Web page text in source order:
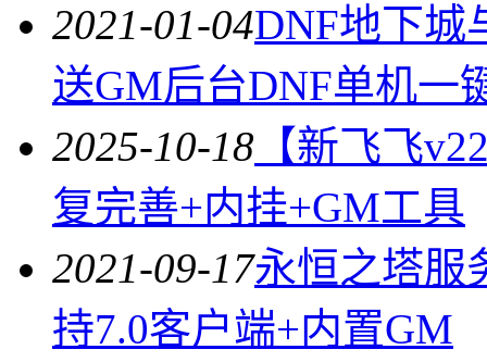
2021-01-04DNF地下城
送GM后台DNF单机一
2025-10-18 【新飞飞
复完善+内挂+GM工具
2021-09-17永恒之塔服
持7.0客户端+内置GM